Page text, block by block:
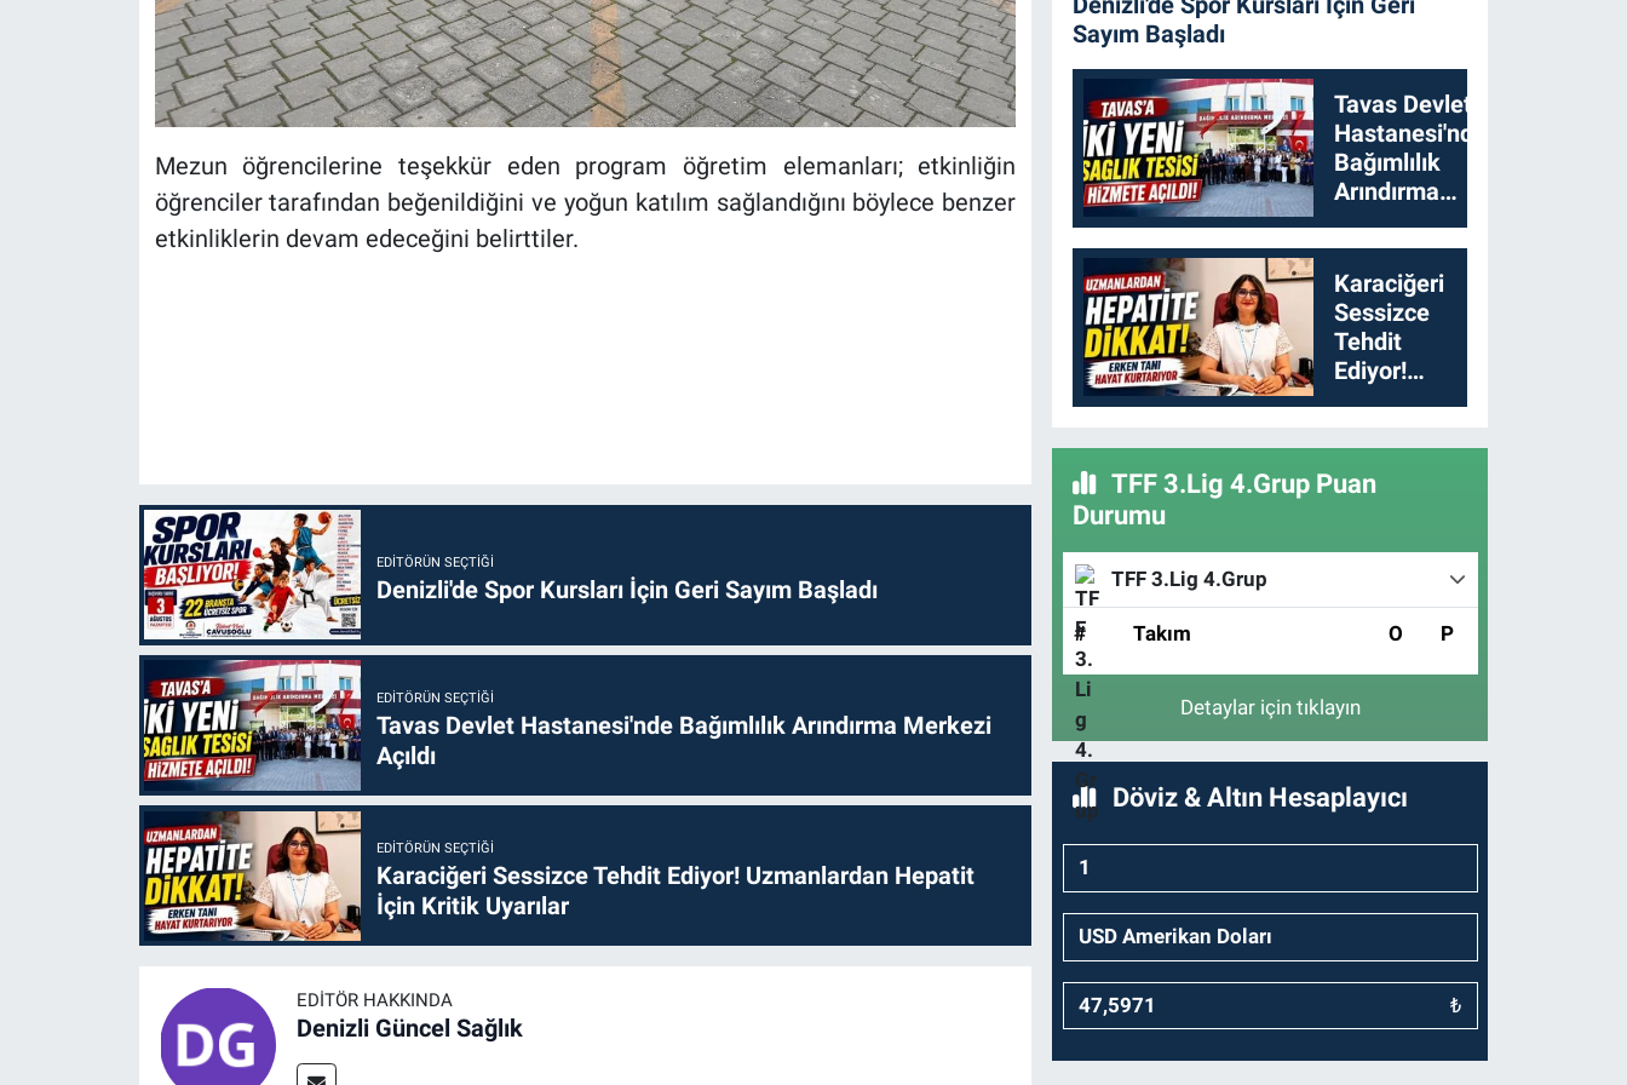
Mezun öğrencilerine teşekkür eden program öğretim elemanları; etkinliğin
öğrenciler tarafından beğenildiğini ve yoğun katılım sağlandığını böylece benzer
etkinliklerin devam edeceğini belirttiler.
EDITÖRÜN SEÇTIĞI
Denizli'de Spor Kursları İçin Geri Sayım Başladı
EDITÖRÜN SEÇTIĞI
Tavas Devlet Hastanesi'nde Bağımlılık Arındırma Merkezi
Açıldı
EDITÖRÜN SEÇTIĞI
Karaciğeri Sessizce Tehdit Ediyor! Uzmanlardan Hepatit
İçin Kritik Uyarılar
EDITÖR HAKKINDA
Denizli Güncel Sağlık
Sayım Başladı
Tavas Devlet
Hastanesi'nde
Bağımlılık
Arındırma
Merkezi
Açıldı
Karaciğeri
Sessizce
Tehdit
Ediyor!
Uzmanlardan
Kritik
Uyarılar
TFF 3.Lig 4.Grup Puan
Durumu
TFF 3.Lig 4.Grup
# Takım O P
Detaylar için tıklayın
Döviz & Altın Hesaplayıcı
₺